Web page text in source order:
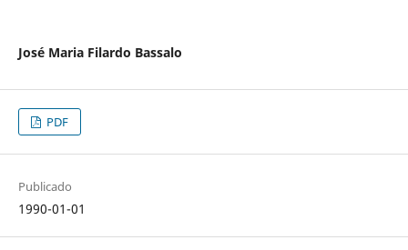
José Maria Filardo Bassalo
PDF
Publicado
1990-01-01